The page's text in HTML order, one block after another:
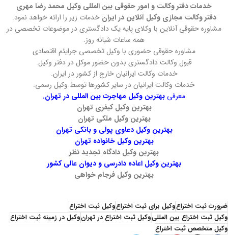
خدمات دفتر وکالت و امور حقوقی بین المللی وکیل محمد رضا مهری
دفتر وکالت مجازی وکیل آنلاین در ایران خدمات زیر را ارائه خواهد نمود.
مشاوره حقوقی آنلاین با وکلای پایه یک دادگستری در موضوعات تخصصی در
همه ساعات شبانه روز.
مشاوره حقوقی حضوری با وکیل تخصصی جرایئم اقتصادی
قبول وکالت دادگستری بدون حضور موکل در دفتر وکیل.
خدمات وکالت ایرانیان خارج از کشور در ایران.
خدمات وکالت ایرانیان در سایر کشورها توسط وکیل رسمی.
معرفی بهترین وکیل مهاجرت بین المللی در تهران.
بهترین وکیل کیفری تهران
بهترین وکیل ملکی تهران
بهترین وکیل دعاوی پولی و بانکی تهران
بهترین وکیل خانواده تهران
بهترین وکیل دادگاه تجدید نظر
بهترین وکیل اعاده دادرسی و دیوان عالی کشور
بهترین وکیل فرجام خواهی
ضرورت ثبت اختراعوکیل برای ثبت اختراعوکیل ثبت اختراع
وکیل ثبت اختراع بین المللیوکیل ثبت اختراع در تهرانوکیل در زمینه ثبت اختراع
وکیل متخصص ثبت اختراع